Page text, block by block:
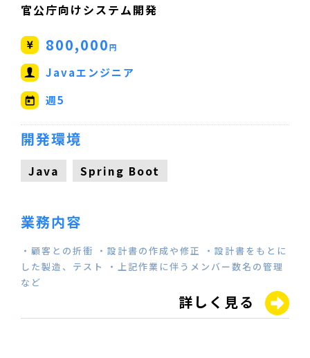
官公庁向けシステム開発
800,000円
Javaエンジニア
週5
開発環境
Java Spring Boot
業務内容
・顧客との折衝 ・設計書の作成や修正 ・設計書をもとに
した製造、テスト ・上記作業に伴うメンバー数名の管理
など
詳しく見る